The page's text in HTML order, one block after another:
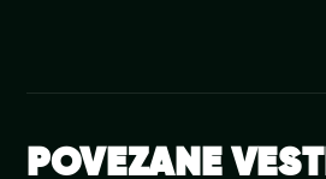
POVEZANE VESTI